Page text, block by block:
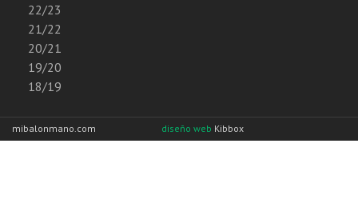
22/23
21/22
20/21
19/20
18/19
mibalonmano.com diseño web Kibbox